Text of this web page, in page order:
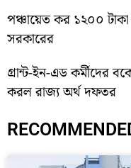
পঞ্চায়েত কর ১২০০
সরকারের
গ্রান্ট-ইন-এড কর্মীদের
করল রাজ্য অর্থ দফতর